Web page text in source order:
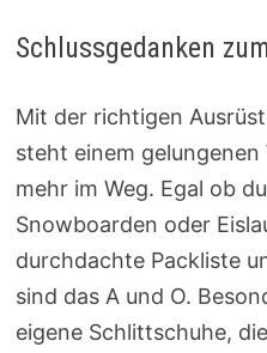
Schlussgedanken
Mit der richtigen
steht einem
mehr im Weg. Egal ob
Snowboarden oder
durchdachte Packliste
sind das A und O.
eigene Schlittschuhe,